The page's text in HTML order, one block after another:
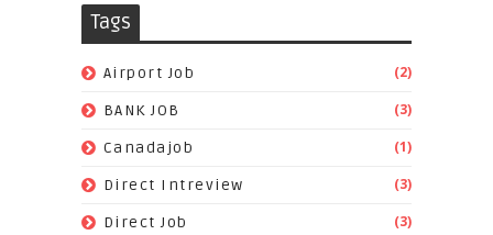
Tags
Airport Job (2)
BANK JOB (3)
Canadajob (1)
Direct Intreview (3)
Direct Job (3)